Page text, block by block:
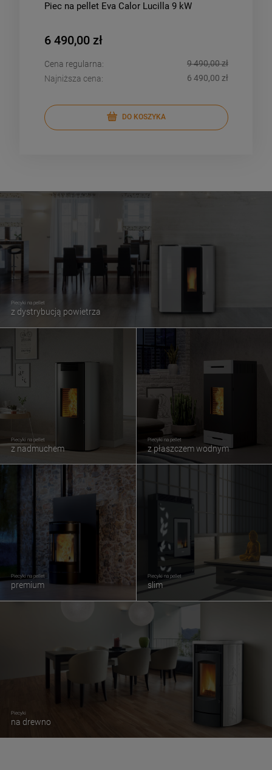
Piec na pellet Eva Calor Lucilla 9 kW
6 490,00 zł
Cena regularna:
9 490,00 zł
Najniższa cena:
6 490,00 zł
DO KOSZYKA
Piecyki na pellet
z dystrybucją powietrza
Piecyki na pellet
z nadmuchem
Piecyki na pellet
z płaszczem wodnym
Piecyki
na drewno
Piecyki na pellet
premium
Piecyki na pellet
slim